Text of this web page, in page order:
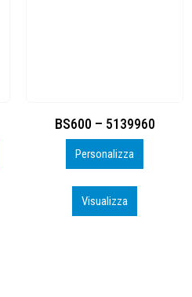
Toppe ricamate in HD
Personalizza
Visualizza